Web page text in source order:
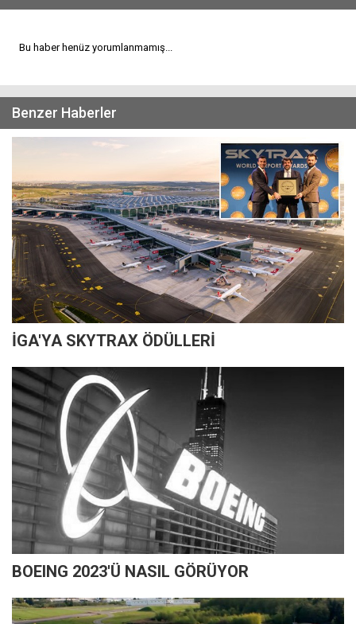
Bu haber henüz yorumlanmamış...
Benzer Haberler
İGA'YA SKYTRAX ÖDÜLLERİ
BOEING 2023'Ü NASIL GÖRÜYOR